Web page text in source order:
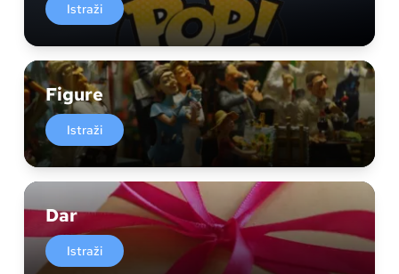
Istraži
Figure
Istraži
Dar
Istraži